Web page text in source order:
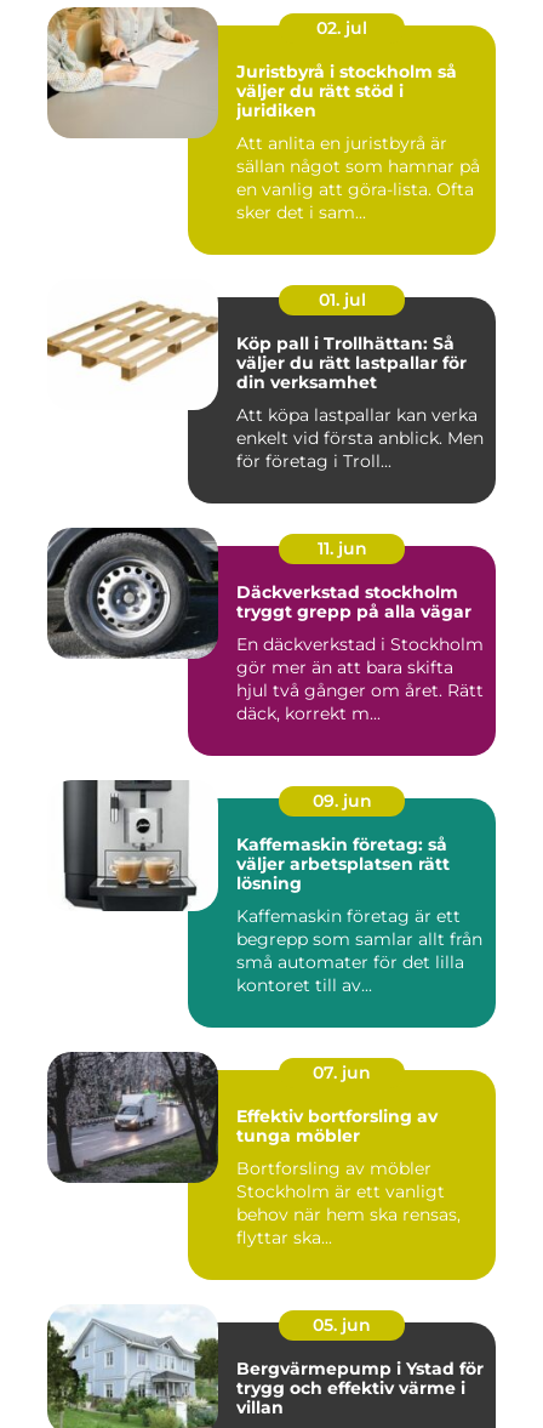
02. jul
Juristbyrå i stockholm så
väljer du rätt stöd i
juridiken
Att anlita en juristbyrå är
sällan något som hamnar på
en vanlig att göra-lista. Ofta
sker det i sam...
01. jul
Köp pall i Trollhättan: Så
väljer du rätt lastpallar för
din verksamhet
Att köpa lastpallar kan verka
enkelt vid första anblick. Men
för företag i Troll...
11. jun
Däckverkstad stockholm
tryggt grepp på alla vägar
En däckverkstad i Stockholm
gör mer än att bara skifta
hjul två gånger om året. Rätt
däck, korrekt m...
09. jun
Kaffemaskin företag: så
väljer arbetsplatsen rätt
lösning
Kaffemaskin företag är ett
begrepp som samlar allt från
små automater för det lilla
kontoret till av...
07. jun
Effektiv bortforsling av
tunga möbler
Bortforsling av möbler
Stockholm är ett vanligt
behov när hem ska rensas,
flyttar ska...
05. jun
Bergvärmepump i Ystad för
trygg och effektiv värme i
villan